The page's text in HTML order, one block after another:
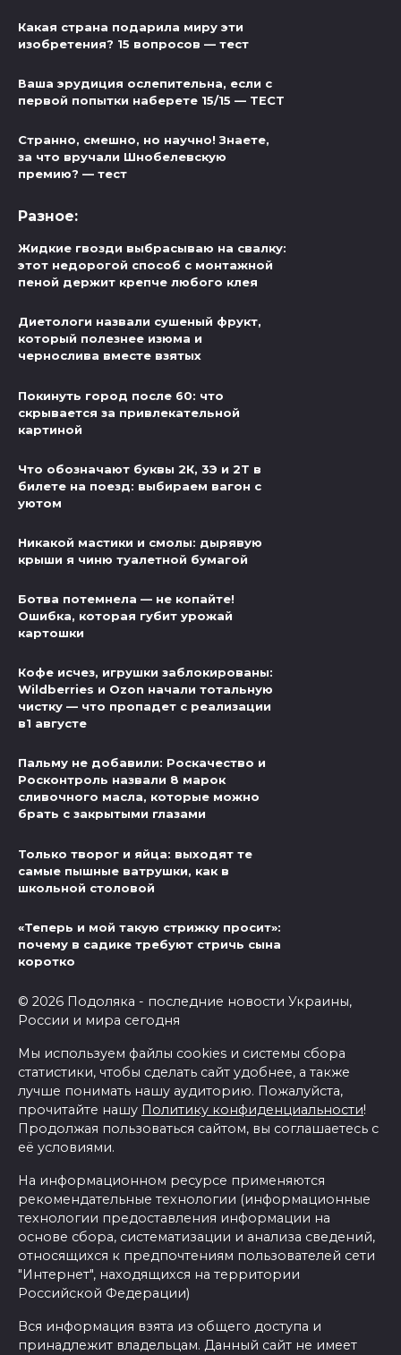
Какая страна подарила миру эти
изобретения? 15 вопросов — тест
Ваша эрудиция ослепительна, если с
первой попытки наберете 15/15 — ТЕСТ
Странно, смешно, но научно! Знаете,
за что вручали Шнобелевскую
премию? — тест
Разное:
Жидкие гвозди выбрасываю на свалку:
этот недорогой способ с монтажной
пеной держит крепче любого клея
Диетологи назвали сушеный фрукт,
который полезнее изюма и
чернослива вместе взятых
Покинуть город после 60: что
скрывается за привлекательной
картиной
Что обозначают буквы 2К, 3Э и 2Т в
билете на поезд: выбираем вагон с
уютом
Никакой мастики и смолы: дырявую
крыши я чиню туалетной бумагой
Ботва потемнела — не копайте!
Ошибка, которая губит урожай
картошки
Кофе исчез, игрушки заблокированы:
Wildberries и Ozon начали тотальную
чистку — что пропадет с реализации
в1 августе
Пальму не добавили: Роскачество и
Росконтроль назвали 8 марок
сливочного масла, которые можно
брать с закрытыми глазами
Только творог и яйца: выходят те
самые пышные ватрушки, как в
школьной столовой
«Теперь и мой такую стрижку просит»:
почему в садике требуют стричь сына
коротко
© 2026 Подоляка - последние новости Украины,
России и мира сегодня
Мы используем файлы cookies и системы сбора
статистики, чтобы сделать сайт удобнее, а также
лучше понимать нашу аудиторию. Пожалуйста,
прочитайте нашу Политику конфиденциальности!
Продолжая пользоваться сайтом, вы соглашаетесь с
её условиями.
На информационном ресурсе применяются
рекомендательные технологии (информационные
технологии предоставления информации на
основе сбора, систематизации и анализа сведений,
относящихся к предпочтениям пользователей сети
"Интернет", находящихся на территории
Российской Федерации)
Вся информация взята из общего доступа и
принадлежит владельцам. Данный сайт не имеет